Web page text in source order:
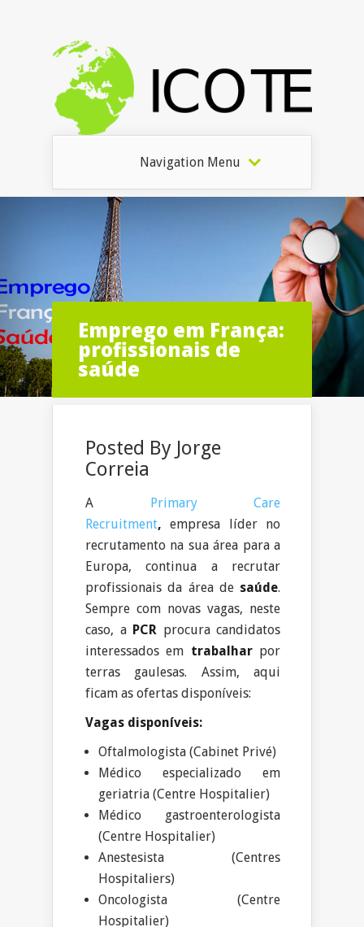
Navigation Menu
Emprego em França:
profissionais de
saúde
Posted By Jorge
Correia
A Primary Care
Recruitment,empresa líder no
recrutamento na sua área para a
Europa, continua a recrutar
profissionais da área de saúde.
Sempre com novas vagas, neste
caso, a PCR procura candidatos
interessados em trabalharpor
terras gaulesas. Assim, aqui
ficam as ofertas disponíveis:
Vagas disponíveis:
Oftalmologista (Cabinet Privé)
Médico especializado em
geriatria (Centre Hospitalier)
Médico gastroenterologista
(Centre Hospitalier)
Anestesista (Centres
Hospitaliers)
Oncologista (Centre
Hospitalier)